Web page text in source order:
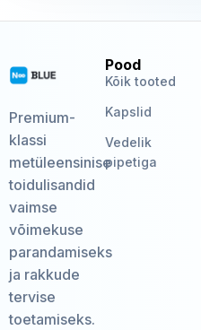
Premium-
klassi
metüleensinise
toidulisandid
vaimse
võimekuse
parandamiseks
ja rakkude
tervise
toetamiseks.
Pood
Kõik tooted
Kapslid
Vedelik
pipetiga